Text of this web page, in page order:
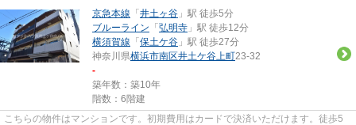
京急本線 「 井土ヶ谷 」駅 徒歩5分
ブルーライン 「 弘明寺 」駅 徒歩12分
横須賀線 「 保土ケ谷 」駅 徒歩27分
神奈川県横浜市南区井土ケ谷上町23-32
-
築年数：築10年
階数：6階建
こちらの物件はマンションです。初期費用はカードで決済いただけます。徒歩5